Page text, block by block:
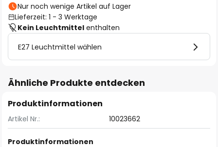
Nur noch wenige Artikel auf Lager
Lieferzeit: 1 - 3 Werktage
Kein Leuchtmittel enthalten
E27 Leuchtmittel wählen
Ähnliche Produkte entdecken
Produktinformationen
Artikel Nr.: 10023662
Produktinformationen